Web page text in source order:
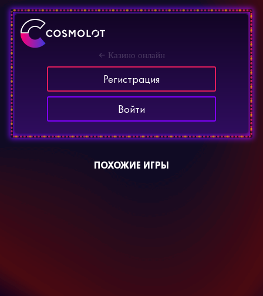
Казино онлайн
Регистрация
Войти
ПОХОЖИЕ ИГРЫ